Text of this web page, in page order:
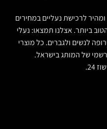
לרכישת נעליים במחירים
ביותר. אצלנו תמצאו: נעלי
לנשים ולגברים. כל מוצרי
של המותג בישראל.
24.